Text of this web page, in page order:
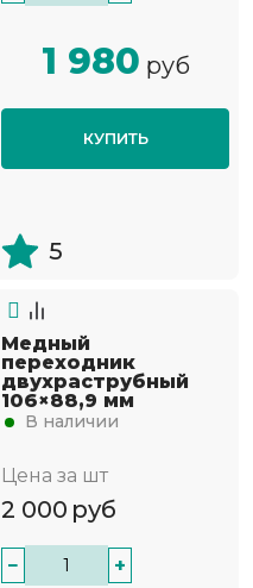
1 980 руб
КУПИТЬ
5
Медный
переходник
двухраструбный
106×88,9 мм
В наличии
Цена за шт
2 000 руб
− +